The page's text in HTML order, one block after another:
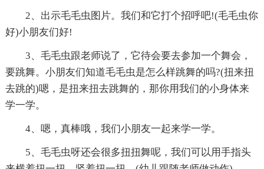
2、出示毛毛虫图片。我们和它打个招呼吧!(毛毛虫你
好)小朋友们好!
3、毛毛虫跟老师说了，它待会要去参加一个舞会，
要跳舞。小朋友们知道毛毛虫是怎么样跳舞的吗?(扭来扭
去跳的)嗯，是扭来扭去跳舞的，那你用我们的小身体来
学一学。
4、嗯，真棒哦，我们小朋友一起来学一学。
5、毛毛虫呀还会很多扭扭舞呢，我们可以用手指头